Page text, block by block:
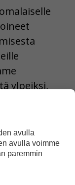
ylpeiksi,
avulla
avulla voimme
paremmin